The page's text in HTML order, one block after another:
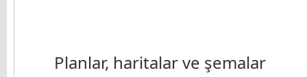
Planlar, haritalar ve şemalar